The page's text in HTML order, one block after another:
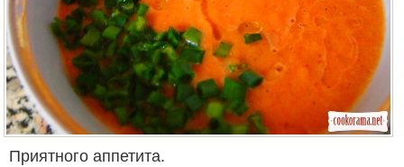
Приятного аппетита.